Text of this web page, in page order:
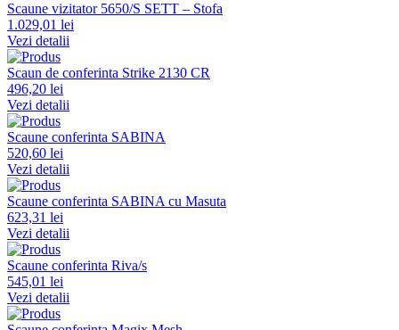
Scaune vizitator 5650/S SETT – Stofa
1.029,01 lei
Vezi detalii
Scaun de conferinta Strike 2130 CR
496,20 lei
Vezi detalii
Scaune conferinta SABINA
520,60 lei
Vezi detalii
Scaune conferinta SABINA cu Masuta
623,31 lei
Vezi detalii
Scaune conferinta Riva/s
545,01 lei
Vezi detalii